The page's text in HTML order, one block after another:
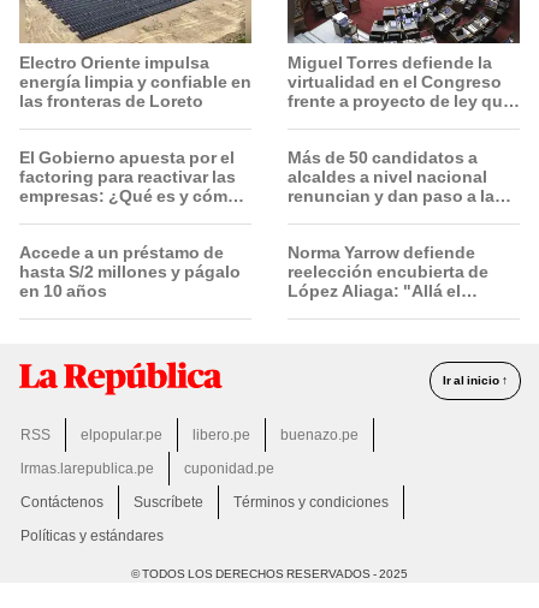
Electro Oriente impulsa
energía limpia y confiable en
las fronteras de Loreto
El Gobierno apuesta por el
factoring para reactivar las
empresas: ¿Qué es y cómo
Accede a un préstamo de
hasta S/2 millones y págalo
en 10 años
Miguel Torres defiende la
virtualidad en el Congreso
frente a proyecto de ley que
Más de 50 candidatos a
alcaldes a nivel nacional
renuncian y dan paso a la
Norma Yarrow defiende
reelección encubierta de
López Aliaga: "Allá el
Ir al inicio ↑
RSS elpopular.pe libero.pe
buenazo.pe
lrmas.larepublica.pe
cuponidad.pe
Contáctenos
Suscríbete
Términos y condiciones
Políticas y estándares
© TODOS LOS DERECHOS RESERVADOS - 2025